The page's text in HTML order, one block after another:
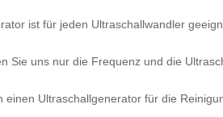
ist für jeden Ultraschallwandler
Sie uns nur die Frequenz und die
einen Ultraschallgenerator für die